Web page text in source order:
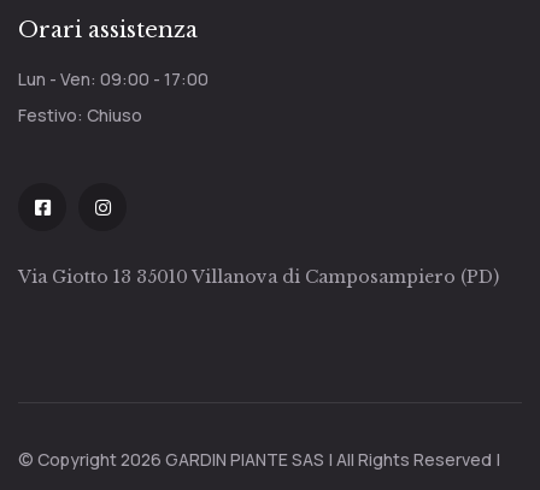
Orari assistenza
Lun - Ven: 09:00 - 17:00
Festivo: Chiuso
Via Giotto 13 35010 Villanova di Camposampiero (PD)
© Copyright 2026 GARDIN PIANTE SAS | All Rights Reserved |